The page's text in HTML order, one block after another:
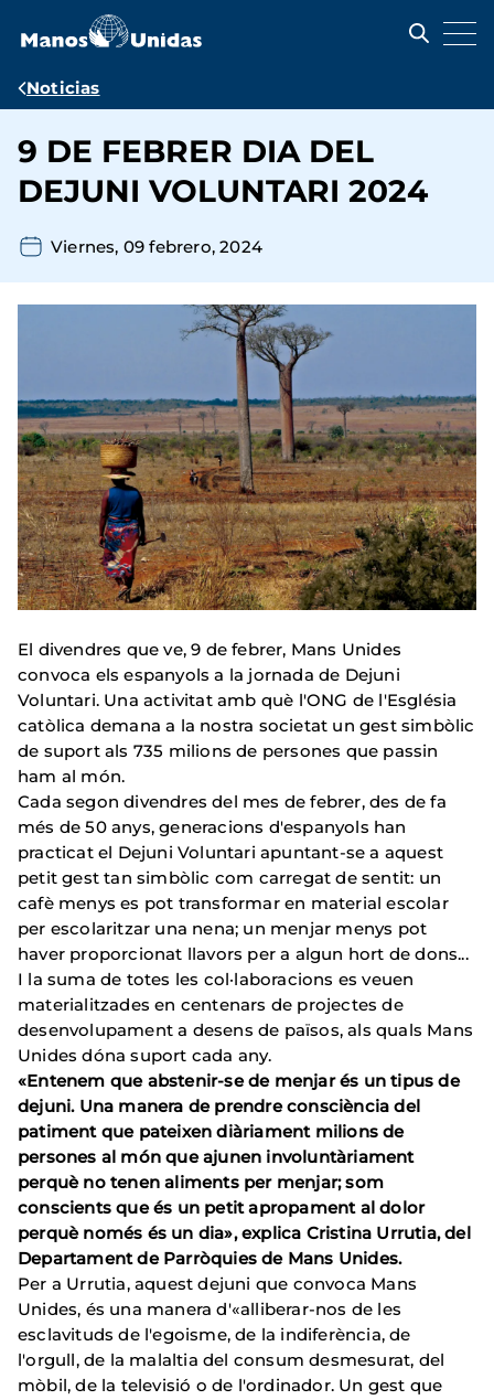
contenido
Ruta
navegación
Noticias
9 DE FEBRER DIA DEL
DEJUNI VOLUNTARI 2024
Viernes, 09 febrero, 2024
El divendres que ve, 9 de febrer, Mans Unides
convoca els espanyols a la jornada de Dejuni
Voluntari. Una activitat amb què l'ONG de l'Església
catòlica demana a la nostra societat un gest simbòlic
de suport als 735 milions de persones que passin
ham al món.
Cada segon divendres del mes de febrer, des de fa
més de 50 anys, generacions d'espanyols han
practicat el Dejuni Voluntari apuntant-se a aquest
petit gest tan simbòlic com carregat de sentit: un
cafè menys es pot transformar en material escolar
per escolaritzar una nena; un menjar menys pot
haver proporcionat llavors per a algun hort de dons...
I la suma de totes les col·laboracions es veuen
materialitzades en centenars de projectes de
desenvolupament a desens de països, als quals Mans
Unides dóna suport cada any.
«Entenem que abstenir-se de menjar és un tipus de
dejuni. Una manera de prendre consciència del
patiment que pateixen diàriament milions de
persones al món que ajunen involuntàriament
perquè no tenen aliments per menjar;som
conscients que és un petit apropament al dolor
perquè només és un dia», explica Cristina Urrutia, del
Departament de Parròquies de Mans Unides.
Per a Urrutia, aquest dejuni que convoca Mans
Unides, és una manera d'«alliberar-nos de les
esclavituds de l'egoisme, de la indiferència, de
l'orgull, de la malaltia del consum desmesurat, del
mòbil, de la televisió o de l'ordinador. Un gest que